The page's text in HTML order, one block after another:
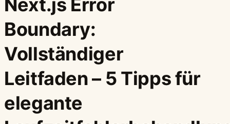
Next.js Error
Boundary:
Vollständiger
Leitfaden – 5 Tipps für
elegante